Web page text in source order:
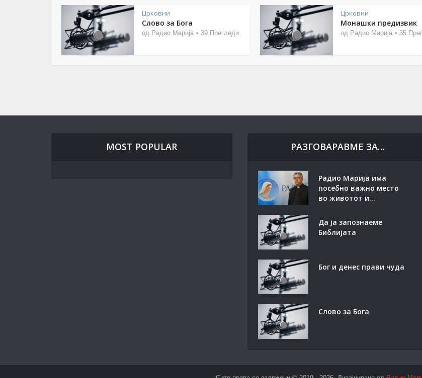
Црковни
Слово за Бога
од Радио Марија 39 Прегледи
Црковни
Монашки предизвик
од Радио Марија 35
MOST POPULAR РАЗГОВАРАВМЕ ЗА…
Радио Марија има
посебно важно место
во животот и...
Да ја запознаеме
Библијата
Бог и денес прави чуда
Слово за Бога